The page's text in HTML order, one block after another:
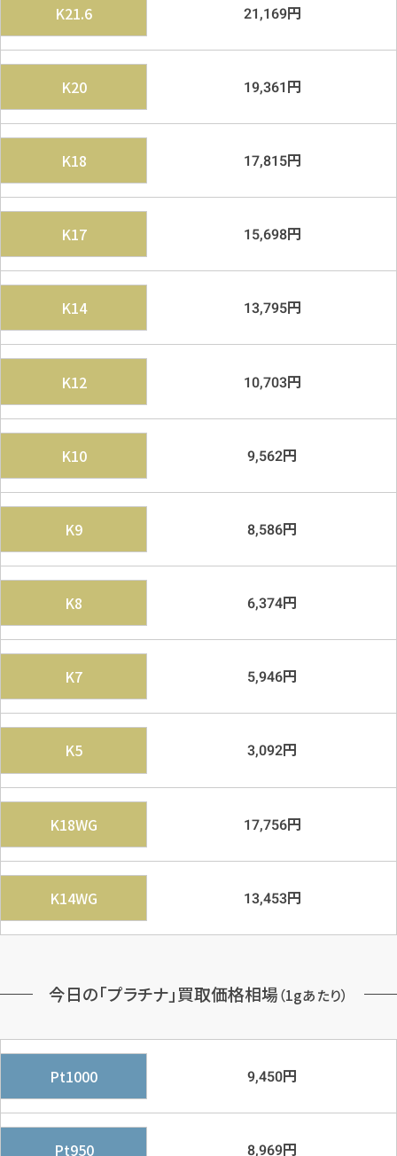
K21.6 21,169円
K20 19,361円
K18 17,815円
K17 15,698円
K14 13,795円
K12 10,703円
K10 9,562円
K9 8,586円
K8 6,374円
K7 5,946円
K5 3,092円
K18WG 17,756円
K14WG 13,453円
今日の「プラチナ」買取価格相場（1gあたり）
Pt1000 9,450円
Pt950 8,969円